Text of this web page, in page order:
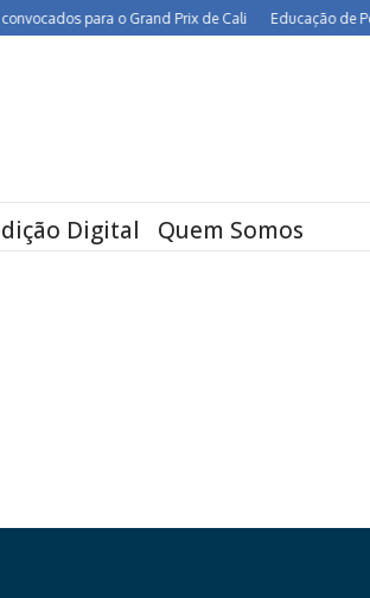
para o Grand Prix de Cali Educação de
Digital Quem Somos